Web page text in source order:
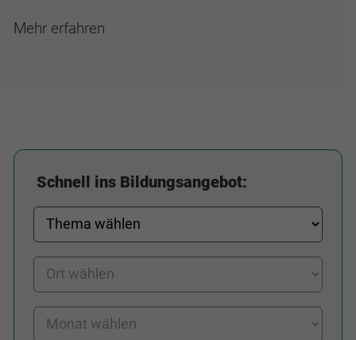
Mehr erfahren
Schnell ins Bildungsangebot: